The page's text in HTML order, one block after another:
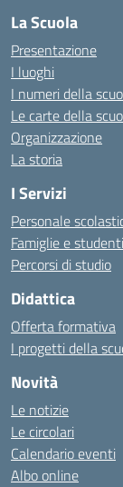
La Scuola
Presentazione
I luoghi
I numeri della
Le carte della
Organizzazione
La storia
I Servizi
Personale
Famiglie e studenti
Percorsi di studio
Didattica
Offerta formativa
I progetti della
Novità
Le notizie
Le circolari
Calendario eventi
Albo online